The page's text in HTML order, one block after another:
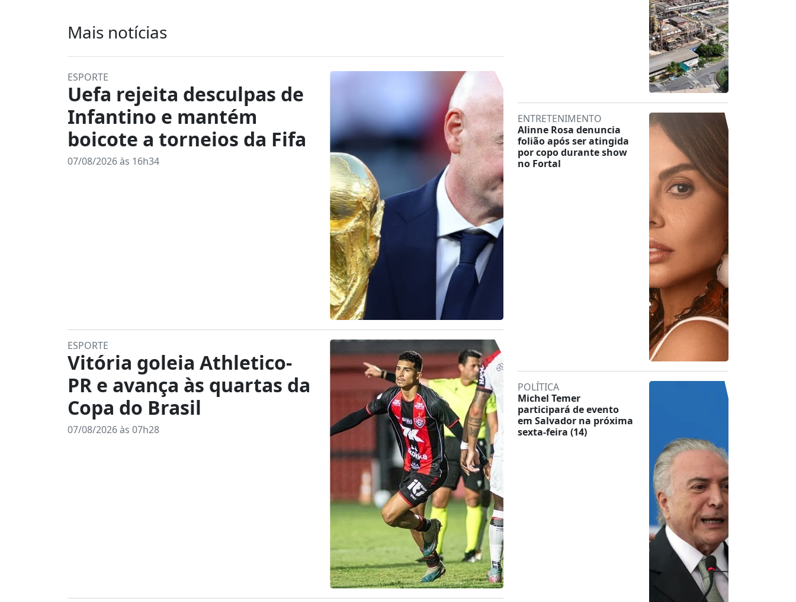
Mais notícias
ESPORTE
Uefa rejeita desculpas de
Infantino e mantém
boicote a torneios da Fifa
07/08/2026 às 16h34
ESPORTE
Vitória goleia Athletico-
PR e avança às quartas da
Copa do Brasil
07/08/2026 às 07h28
ENTRETENIMENTO
Alinne Rosa denuncia
folião após ser atingida
por copo durante show
no Fortal
POLÍTICA
Michel Temer
participará de evento
em Salvador na próxima
sexta-feira (14)